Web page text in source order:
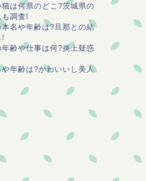
は何県のどこ?茨城県の
調査!
名や年齢は?旦那との結
!
齢や仕事は何?炎上疑惑
年齢は?かわいいし美人